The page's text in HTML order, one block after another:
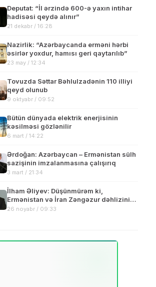
Deputat: “İl ərzində 600-ə yaxın intihar
hadisəsi qeydə alınır”
21 dekabr / 16:28
Nazirlik: “Azərbaycanda erməni hərbi
əsirlər yoxdur, hamısı geri qaytarılıb”
23 may / 12:34
Tovuzda Səttar Bəhlulzadənin 110 illiyi
qeyd olunub
9 oktyabr / 09:52
Bütün dünyada elektrik enerjisinin
kəsilməsi gözlənilir
6 mart / 14:22
Ərdoğan: Azərbaycan – Ermənistan sülh
sazişinin imzalanmasına çalışırıq
3 mart / 21:34
İlham Əliyev: Düşünmürəm ki,
Ermənistan və İran Zəngəzur dəhlizini
əngəlləmək iqtidarında olacaq
26 noyabr / 09:33